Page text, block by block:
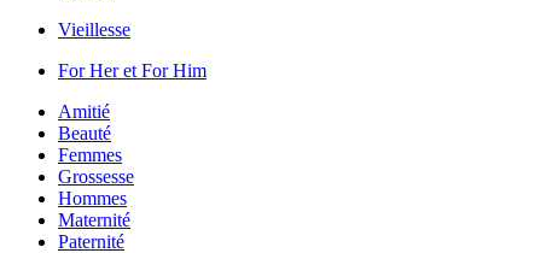
Vieillesse
For Her et For Him
Amitié
Beauté
Femmes
Grossesse
Hommes
Maternité
Paternité